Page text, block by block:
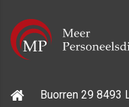
Buorren 29 8493